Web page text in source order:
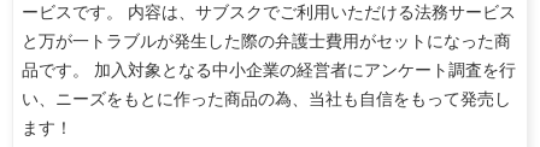
ービスです。 内容は、サブスクでご利用いただける法務サービス
と万が一トラブルが発生した際の弁護士費用がセットになった商
品です。 加入対象となる中小企業の経営者にアンケート調査を行
い、ニーズをもとに作った商品の為、当社も自信をもって発売し
ます！